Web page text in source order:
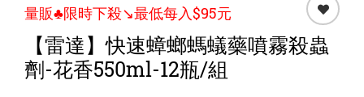
量販♣限時下殺↘️最低每入$95元
【雷達】快速蟑螂螞蟻藥噴霧殺蟲
劑-花香550ml-12瓶/組